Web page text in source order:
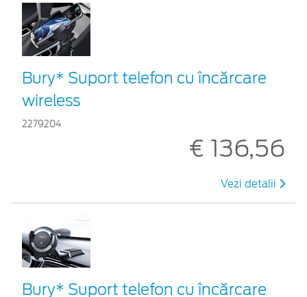
Bury* Suport telefon cu încărcare
wireless
2279204
€ 136,56
Vezi detalii
Bury* Suport telefon cu încărcare